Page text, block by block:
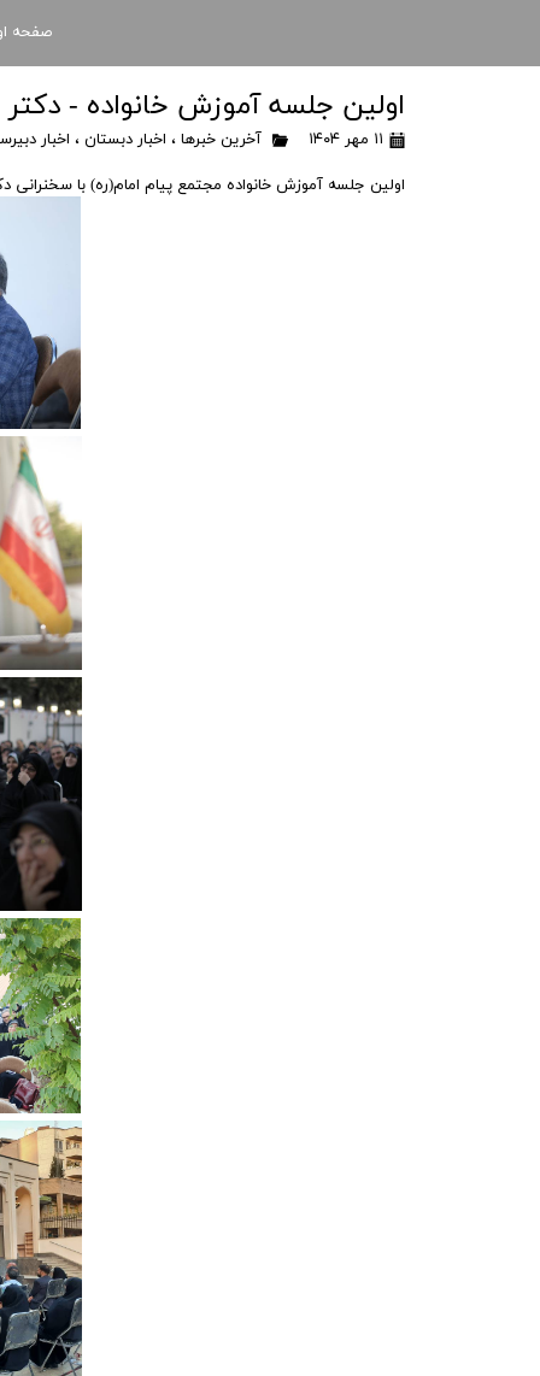
صفحه
اولین جلسه آموزش خانواده -
۱۱ مهر ۱۴۰۴ آخرین خبرها ، اخبار دبستان ، اخبار
اولین جلسه آموزش خانواده مجتمع پیام امام(ره) با